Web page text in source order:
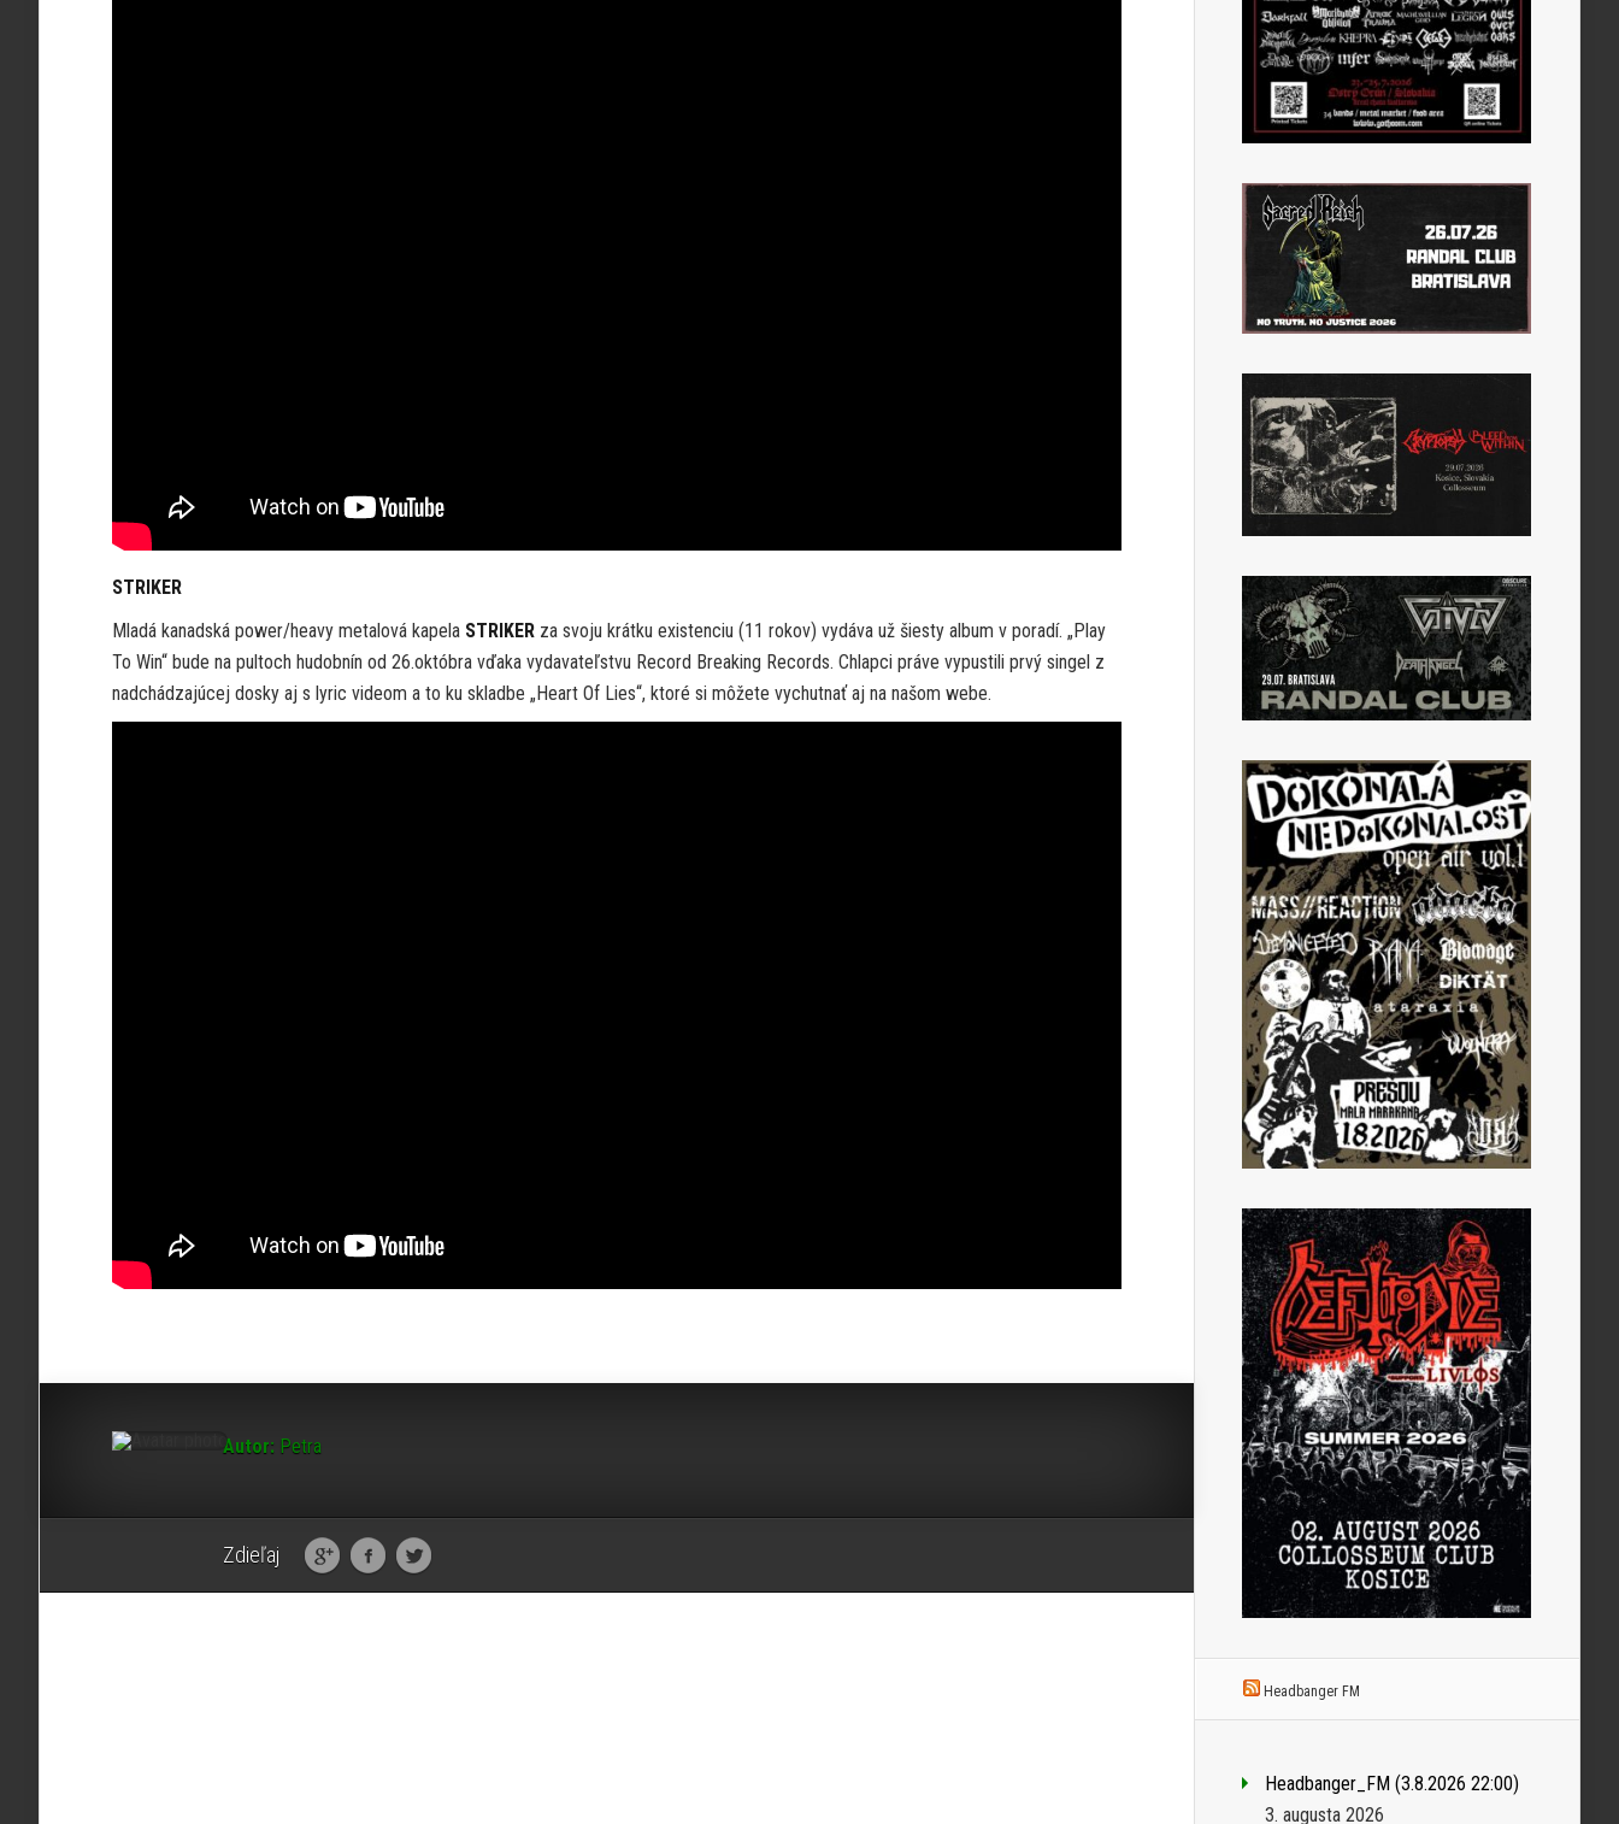
STRIKER
Mladá kanadská power/heavy metalová kapela STRIKER za svoju krátku existenciu (11 rokov) vydáva už šiesty album v poradí. „Play
To Win“ bude na pultoch hudobnín od 26.októbra vďaka vydavateľstvu Record Breaking Records. Chlapci práve vypustili prvý singel z
nadchádzajúcej dosky aj s lyric videom a to ku skladbe „Heart Of Lies“, ktoré si môžete vychutnať aj na našom webe.
Autor: Petra
Zdieľaj
Headbanger FM
Headbanger_FM (3.8.2026 22:00)
3. augusta 2026